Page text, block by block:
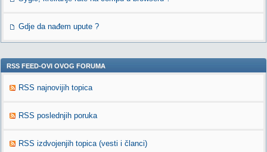
Gdje da nađem upute ?
RSS FEED-OVI OVOG FORUMA
RSS najnovijih topica
RSS poslednjih poruka
RSS izdvojenjih topica (vesti i članci)